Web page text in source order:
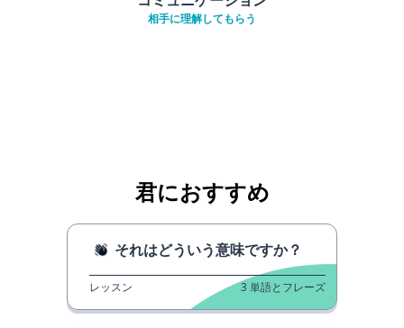
相手に理解してもらう
君におすすめ
それはどういう意味ですか？
レッスン 3 単語とフレーズ